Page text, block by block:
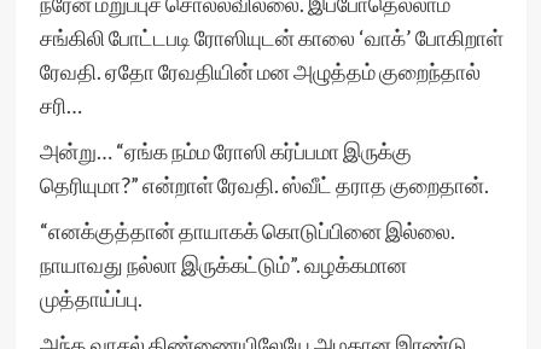
சங்கிலி போட்டபடி ரோஸியுடன் காலை ‘வாக்’ போகிறாள்
ரேவதி. ஏதோ ரேவதியின் மன அழுத்தம் குறைந்தால்
சரி…
அன்று… “ஏங்க நம்ம ரோஸி கர்ப்பமா இருக்கு
தெரியுமா?” என்றாள் ரேவதி. ஸ்வீட் தராத குறைதான்.
“எனக்குத்தான் தாயாகக் கொடுப்பினை இல்லை.
நாயாவது நல்லா இருக்கட்டும்”. வழக்கமான
முத்தாய்ப்பு.